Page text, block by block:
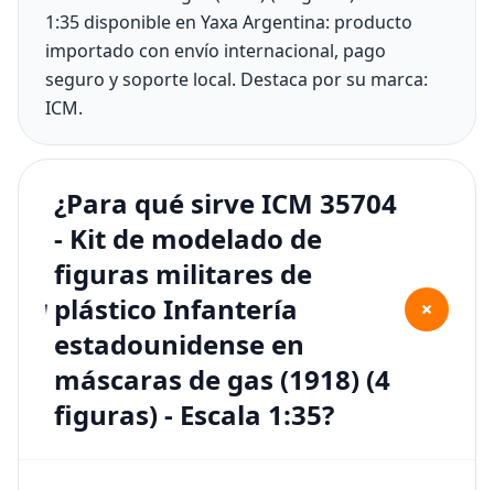
1:35 disponible en Yaxa Argentina: producto
importado con envío internacional, pago
seguro y soporte local. Destaca por su marca:
ICM.
¿Para qué sirve ICM 35704
- Kit de modelado de
figuras militares de
plástico Infantería
estadounidense en
máscaras de gas (1918) (4
figuras) - Escala 1:35?
+